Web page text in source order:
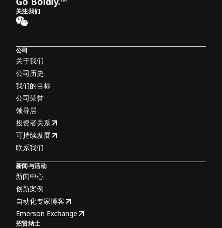
关注我们
公司
关于我们
公司历史
我们的目标
公司荣誉
领导层
投资者关系
可持续发展
联系我们
新闻与活动
新闻中心
创新案例
自动化专家博客
Emerson Exchange
招贤纳士